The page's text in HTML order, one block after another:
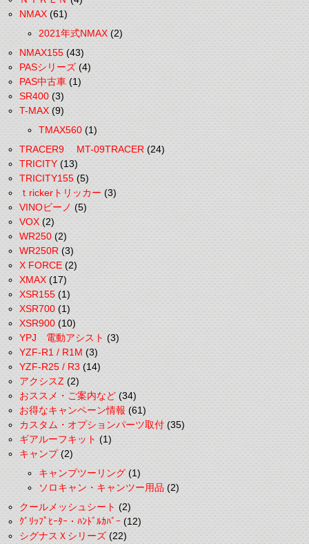
NMAX(61)
2021年式NMAX(2)
NMAX155(43)
PASシリーズ(4)
PAS中古車(1)
SR400(3)
T-MAX(9)
TMAX560(1)
TRACER9 MT-09TRACER(24)
TRICITY(13)
TRICITY155(5)
ｔrickerトリッカー(3)
VINOビーノ(5)
VOX(2)
WR250(2)
WR250R(3)
X FORCE(2)
XMAX(17)
XSR155(1)
XSR700(1)
XSR900(10)
YPJ 電動アシスト(3)
YZF-R1 / R1M(3)
YZF-R25 / R3(14)
アクシスZ(2)
おススメ・ご案内など(34)
お得なキャンペーン情報(61)
カスタム・オプションパーツ取付(35)
ギアルーフキット(1)
キャンプ(2)
キャンプツーリング(1)
ソロキャン・キャンツー用品(2)
クールメッシュシート(2)
ｸﾞﾘｯﾌﾟﾋｰﾀｰ・ﾊﾝﾄﾞﾙｶﾊﾞｰ(12)
シグナスＸシリーズ(22)